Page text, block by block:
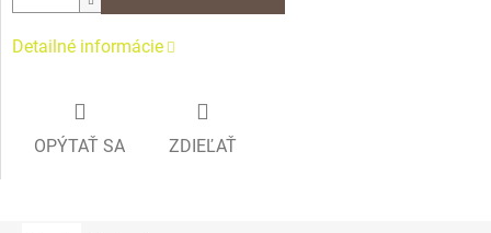
Detailné informácie
OPÝTAŤ SA ZDIEĽAŤ